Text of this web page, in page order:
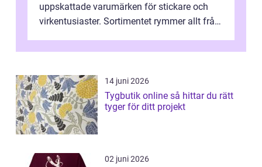
uppskattade varumärken för stickare och
virkentusiaster. Sortimentet rymmer allt från
14 juni 2026
Tygbutik online så hittar du rätt
tyger för ditt projekt
02 juni 2026